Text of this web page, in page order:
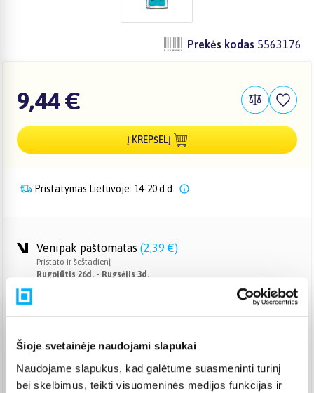
Šioje svetainėje naudojami slapukai
Naudojame slapukus, kad galėtume suasmeninti turinį
bei skelbimus, teikti visuomeninės medijos funkcijas ir
Prekės kodas 5563176
9,44 €
Į KREPŠELĮ
Pristatymas Lietuvoje: 14-20 d.d.
Venipak paštomatas (2,39 €)
Pristato ir šeštadienį
Rugpjūtis 26d. - Rugsėjis 3d.
Pristato ir šeštadienį
Smartposti paštomatas (2,19 € )